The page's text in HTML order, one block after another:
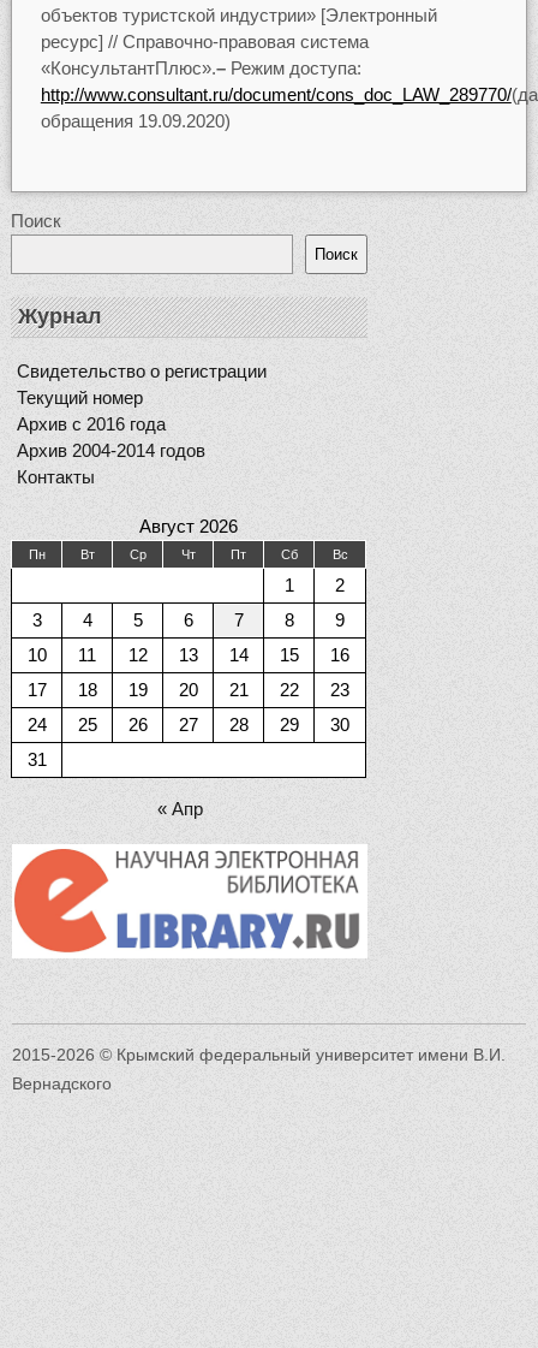
объектов туристской индустрии» [Электронный
ресурс] // Справочно-правовая система
«КонсультантПлюс».– Режим доступа:
http://www.consultant.ru/document/cons_doc_LAW_289770/
обращения 19.09.2020)
Поиск
Поиск
Журнал
Свидетельство о регистрации
Текущий номер
Архив с 2016 года
Архив 2004-2014 годов
Контакты
Август 2026
Пн Вт Ср Чт Пт Сб Вс
1
2
3
4 5 6 7 8
9
10
11 12 13 14 15
16
17
18 19 20 21 22
23
24
25 26 27 28 29
30
31
« Апр
2015-2026 © Крымский федеральный университет имени В.И.
Вернадского